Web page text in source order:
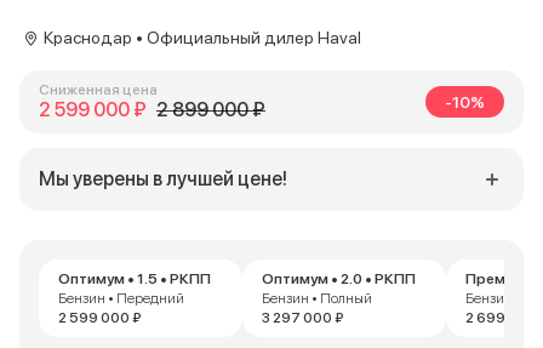
Оптимум • 1.5 • РКПП
Бензин • Передний
2 599 000 ₽
Оптимум • 2.0 • РКПП
Бензин • Полный
3 297 000 ₽
Премиум
Бензин •
2 699 000
Краснодар • Официальный дилер Haval
Сниженная цена
2 599 000 ₽ 2 899 000 ₽ -10%
Мы уверены в лучшей цене!